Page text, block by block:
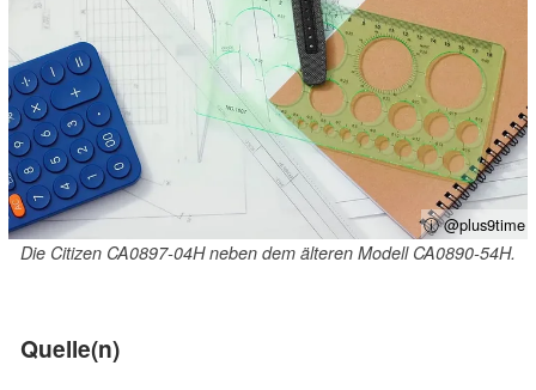
ⓘ @plus9time
Die Citizen CA0897-04H neben dem älteren Modell CA0890-54H.
Quelle(n)